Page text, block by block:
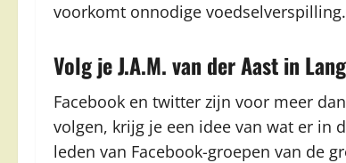
voorkomt onnodige voedselverspilling.
Volg je J.A.M. van der Aast in
Facebook en twitter zijn voor meer
volgen, krijg je een idee van wat er in
leden van Facebook-groepen van de